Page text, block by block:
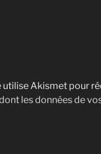
utilise Akismet pour
les données de